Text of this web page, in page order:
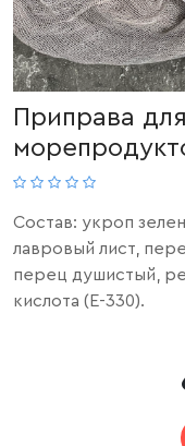
Приправа
Состав: укроп
лавровый лист,
перец душистый,
кислота (Е-330).